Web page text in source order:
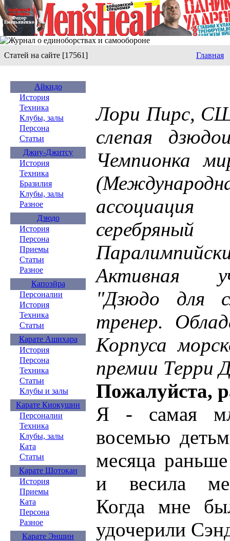
Статей на сайте [17561] Главная
Айкидо
История
Техника
Клубы, залы
Персона
Статьи
Джиу-Джитсу
История
Техника
Бразилия
Клубы, залы
Разное
Дзюдо
История
Персона
Приемы
Статьи
Разное
Капоэйра
Персоналии
История
Техника
Статьи
Карате Ашихара
История
Персона
Техника
Статьи
Клубы и залы
Карате Киокушин
Персоналии
Техника
Клубы, залы
Ката
Статьи
Карате Шотокан
История
Приемы
Ката
Персона
Разное
Карате Эншин
Лори Пирс,
слепая
Чемпионка
Активная
"Дзюдо для
тренер.
Корпуса
премии Терри
Пожалуйста,
Я - самая
восемью
месяца
и весила
Когда мне
удочерили